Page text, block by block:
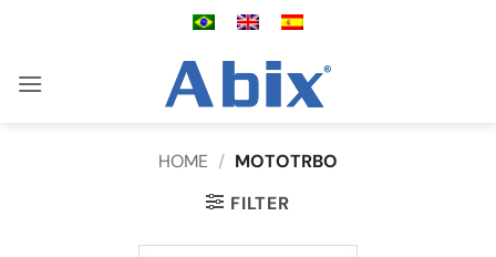
HOME / MOTOTRBO
FILTER